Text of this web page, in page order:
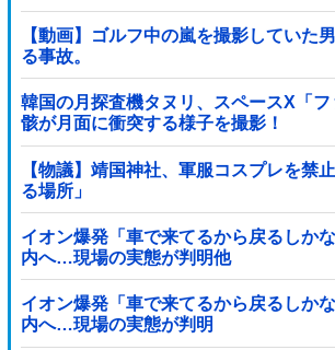
【動画】ゴルフ中の嵐を撮影していた
る事故。
韓国の月探査機タヌリ、スペースX「
骸が月面に衝突する様子を撮影！
【物議】靖国神社、軍服コスプレを禁
る場所」
イオン爆発「車で来てるから戻るしか
内へ…現場の実態が判明他
イオン爆発「車で来てるから戻るしか
内へ…現場の実態が判明